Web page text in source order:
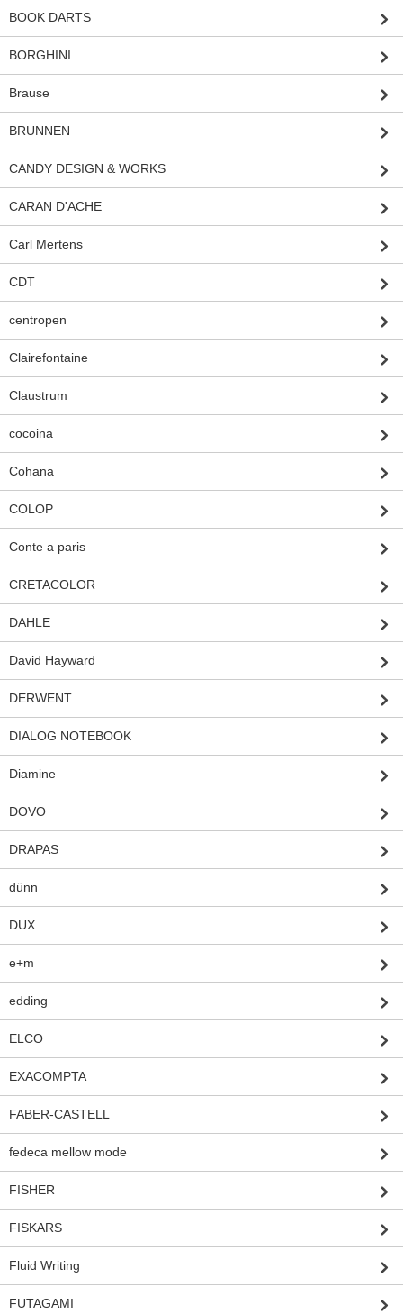
BOOK DARTS
BORGHINI
Brause
BRUNNEN
CANDY DESIGN & WORKS
CARAN D'ACHE
Carl Mertens
CDT
centropen
Clairefontaine
Claustrum
cocoina
Cohana
COLOP
Conte a paris
CRETACOLOR
DAHLE
David Hayward
DERWENT
DIALOG NOTEBOOK
Diamine
DOVO
DRAPAS
dünn
DUX
e+m
edding
ELCO
EXACOMPTA
FABER-CASTELL
fedeca mellow mode
FISHER
FISKARS
Fluid Writing
FUTAGAMI